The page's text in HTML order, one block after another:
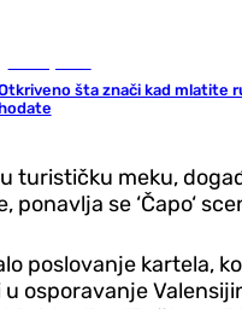
šta znači kad mlatite
turističku meku,
ponavlja se ‘Čapo‘
poslovanje kartela,
osporavanje